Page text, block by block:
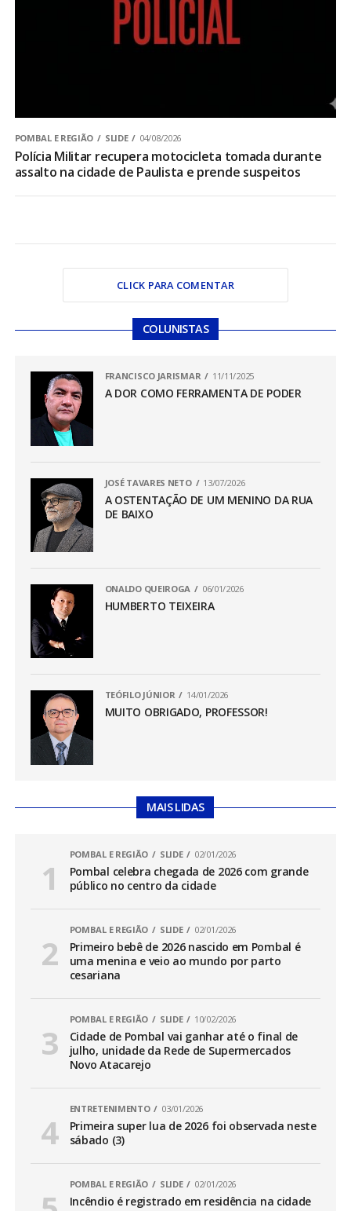
POMBAL E REGIÃO SLIDE 04/08/2026
Polícia Militar recupera motocicleta tomada durante
assalto na cidade de Paulista e prende suspeitos
CLICK PARA COMENTAR
COLUNISTAS
FRANCISCO JARISMAR 11/11/2025
A DOR COMO FERRAMENTA DE PODER
JOSÉ TAVARES NETO 13/07/2026
A OSTENTAÇÃO DE UM MENINO DA RUA
DE BAIXO
ONALDO QUEIROGA 06/01/2026
HUMBERTO TEIXEIRA
TEÓFILO JÚNIOR 14/01/2026
MUITO OBRIGADO, PROFESSOR!
MAIS LIDAS
POMBAL E REGIÃO SLIDE 02/01/2026
Pombal celebra chegada de 2026 com grande
público no centro da cidade
POMBAL E REGIÃO SLIDE 02/01/2026
Primeiro bebê de 2026 nascido em Pombal é
uma menina e veio ao mundo por parto
cesariana
POMBAL E REGIÃO SLIDE 10/02/2026
Cidade de Pombal vai ganhar até o final de
julho, unidade da Rede de Supermercados
Novo Atacarejo
ENTRETENIMENTO 03/01/2026
Primeira super lua de 2026 foi observada neste
sábado (3)
POMBAL E REGIÃO SLIDE 02/01/2026
Incêndio é registrado em residência na cidade